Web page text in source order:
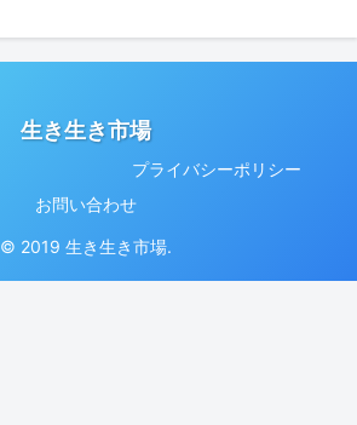
生き生き市場
プライバシーポリシー
お問い合わせ
© 2019 生き生き市場.